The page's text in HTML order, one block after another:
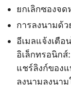
ยกเลิกซองจด
การลงนามด้
อีเมลแจ้งเตือ
อิเล็กทรอนิก
แชร์ลิงก์ของ
ลงนามลงนา